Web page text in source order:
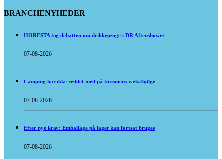
BRANCHENYHEDER
HORESTA tog debatten om drikkepenge i DR Aftenshowet
07-08-2026
Camping har ikke reddet med på turismens vækstbølge
07-08-2026
Efter nye krav: Emballage på lager kan fortsat bruges
07-08-2026